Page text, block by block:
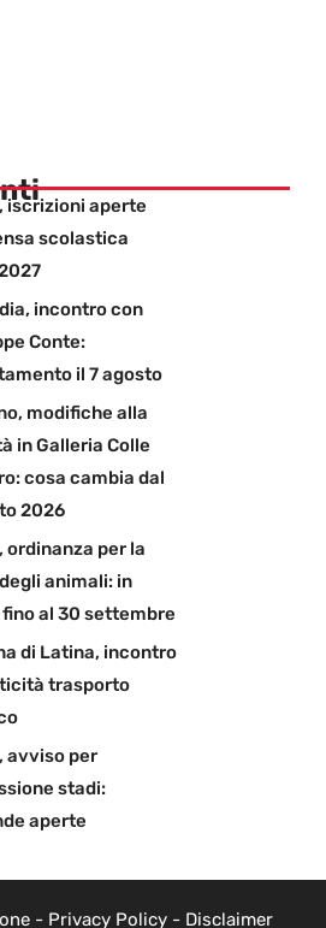
iscrizioni aperte
scolastica
incontro con
Conte:
il 7 agosto
modifiche alla
in Galleria Colle
cosa cambia dal
2026
ordinanza per la
animali: in
al 30 settembre
di Latina, incontro
trasporto
avviso per
stadi:
aperte
- Privacy Policy- Disclaimer